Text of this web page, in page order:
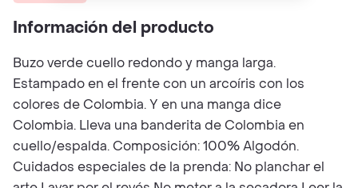
Información del producto
Buzo verde cuello redondo y manga larga.
Estampado en el frente con un arcoíris con los
colores de Colombia. Y en una manga dice
Colombia. Lleva una banderita de Colombia en
cuello/espalda. Composición: 100% Algodón.
Cuidados especiales de la prenda: No planchar el